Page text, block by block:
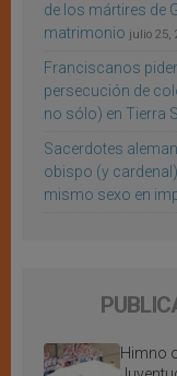
de los mártires de
matrimonio julio 25,
Franciscanos
persecución de
no sólo) en Tierra
Sacerdotes
obispo (y
mismo sexo en
Himno